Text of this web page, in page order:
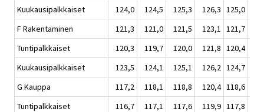
Kuukausipalkkaiset
124,0 124,5 125,3 126,3 125,0
F Rakentaminen
121,3 121,0 121,5 123,1 121,7
Tuntipalkkaiset
120,3 119,7 120,0 121,8 120,4
Kuukausipalkkaiset
123,5 124,1 125,1 126,2 124,7
G Kauppa
117,2 118,1 118,8 120,4 118,6
Tuntipalkkaiset
116,7 117,1 117,6 119,9 117,8